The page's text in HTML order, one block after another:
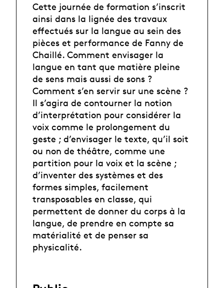
Cette journée de formation s’inscrit
ainsi dans la lignée des travaux
effectués sur la langue au sein des
pièces et performance de Fanny de
Chaillé. Comment envisager la
langue en tant que matière pleine
de sens mais aussi de sons ?
Comment s’en servir sur une scène ?
Il s’agira de contourner la notion
d’interprétation pour considérer la
voix comme le prolongement du
geste ; d’envisager le texte, qu’il soit
ou non de théâtre, comme une
partition pour la voix et la scène ;
d’inventer des systèmes et des
formes simples, facilement
transposables en classe, qui
permettent de donner du corps à la
langue, de prendre en compte sa
matérialité et de penser sa
physicalité.